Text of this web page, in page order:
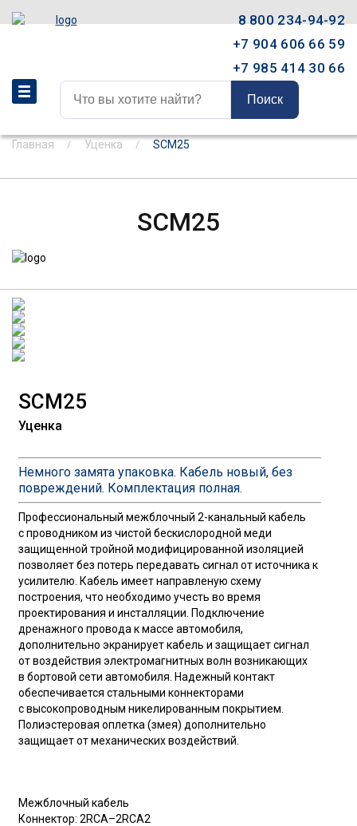
8 800 234-94-92
+7 904 606 66 59
+7 985 414 30 66
Поиск
Главная Уценка SCM25
SCM25
SCM25
Уценка
Немного замята упаковка. Кабель новый, без
повреждений. Комплектация полная.
Профессиональный межблочный 2-канальный кабель
с проводником из чистой бескислородной меди
защищенной тройной модифицированной изоляцией
позволяет без потерь передавать сигнал от источника к
усилителю. Кабель имеет направленую схему
построения, что необходимо учесть во время
проектирования и инсталляции. Подключение
дренажного провода к массе автомобиля,
дополнительно экранирует кабель и защищает сигнал
от воздействия электромагнитных волн возникающих
в бортовой сети автомобиля. Надежный контакт
обеспечивается стальными коннекторами
с высокопроводным никелированным покрытием.
Полиэстеровая оплетка (змея) дополнительно
защищает от механических воздействий.
Межблочный кабель
Коннектор: 2RCA–2RCA2